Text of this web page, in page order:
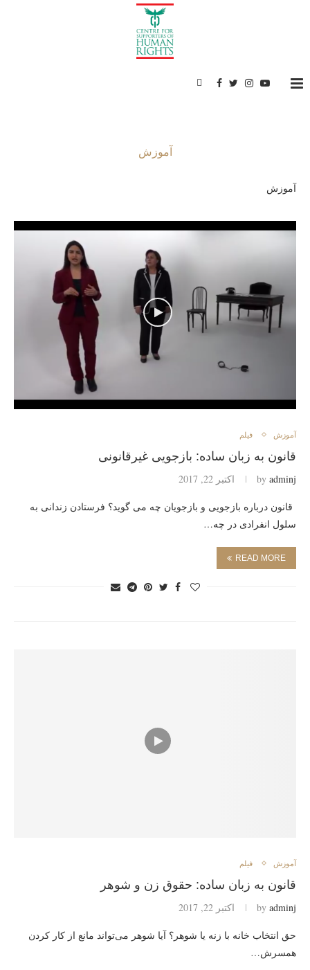
آموزش
آموزش
آموزش فیلم
قانون به زبان ساده: بازجویی غیرقانونی
by adminj اکتبر 22, 2017
قانون درباره بازجویی و بازجویان چه می گوید؟ فرستادن زندانی به
سلول انفرادی در چه…
READ MORE
آموزش فیلم
قانون به زبان ساده: حقوق زن و شوهر
by adminj اکتبر 22, 2017
حق انتخاب خانه با زنه یا شوهر؟ آیا شوهر می‌تواند مانع از کار کردن
همسرش…